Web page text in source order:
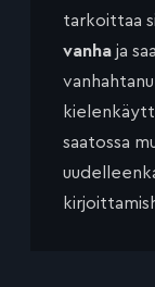
tarkoittaa
vanha ja
saatossa